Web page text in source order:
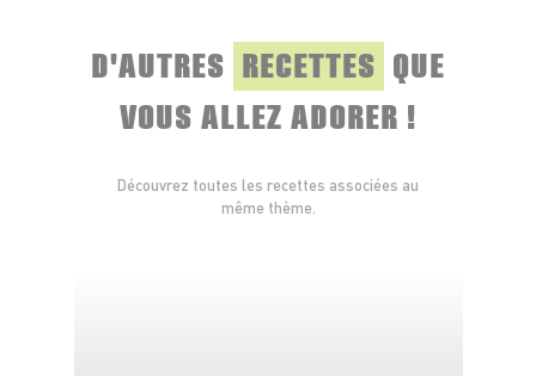
D'AUTRES RECETTES QUE
VOUS ALLEZ ADORER !
Découvrez toutes les recettes associées au
même thème.